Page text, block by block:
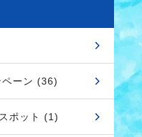
ペーン (36)
ポット (1)